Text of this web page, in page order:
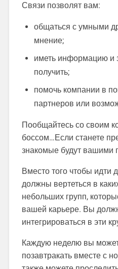
Связи позволят вам:
общаться с умными
мнение;
иметь информацию и
получить;
помочь компании в
партнеров или
Пообщайтесь со своим
боссом…Если станете
знакомые будут вашими
Вместо того чтобы идти
должны вертеться в
небольших групп,
вашей карьере. Вы
интегрироваться в эти
Каждую неделю вы
позавтракать вместе с